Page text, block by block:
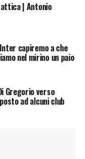
| Antonio
capiremo a che
nel mirino un paio
Gregorio verso
ad alcuni club